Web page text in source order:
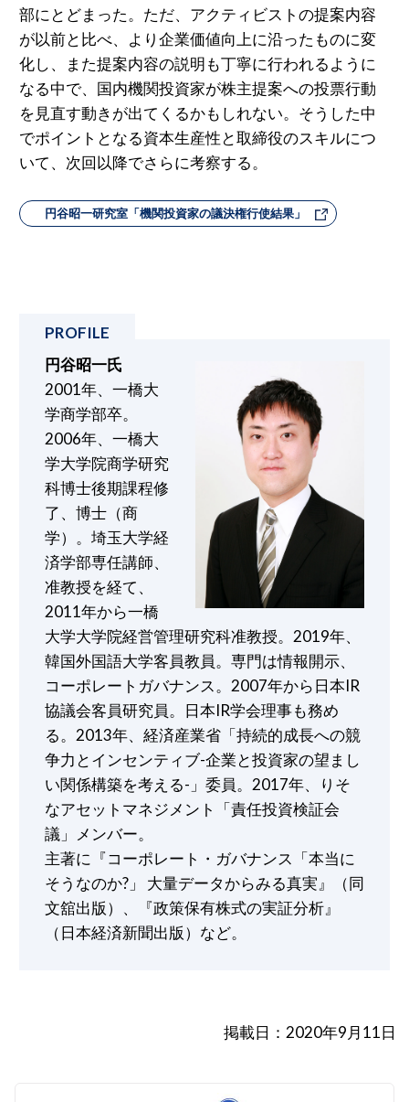
部にとどまった。ただ、アクティビストの提案内容
が以前と比べ、より企業価値向上に沿ったものに変
化し、また提案内容の説明も丁寧に行われるように
なる中で、国内機関投資家が株主提案への投票行動
を見直す動きが出てくるかもしれない。そうした中
でポイントとなる資本生産性と取締役のスキルにつ
いて、次回以降でさらに考察する。
円⾕昭⼀研究室「機関投資家の議決権⾏使結果」
円⾕昭⼀⽒
2001年、⼀橋⼤
学商学部卒。
2006年、⼀橋⼤
学⼤学院商学研究
科博⼠後期課程修
了、博⼠（商
学）。埼⽟⼤学経
済学部専任講師、
准教授を経て、
2011年から⼀橋
⼤学⼤学院経営管理研究科准教授。2019年、
韓国外国語⼤学客員教員。専⾨は情報開⽰、
コーポレートガバナンス。2007年から⽇本IR
協議会客員研究員。⽇本IR学会理事も務め
る。2013年、経済産業省「持続的成⻑への競
争⼒とインセンティブ-企業と投資家の望まし
い関係構築を考える-」委員。2017年、りそ
なアセットマネジメント「責任投資検証会
議」メンバー。
主著に『コーポレート・ガバナンス「本当に
そうなのか?」 ⼤量データからみる真実』（同
⽂舘出版）、『政策保有株式の実証分析』
（⽇本経済新聞出版）など。
掲載日：2020年9月11日